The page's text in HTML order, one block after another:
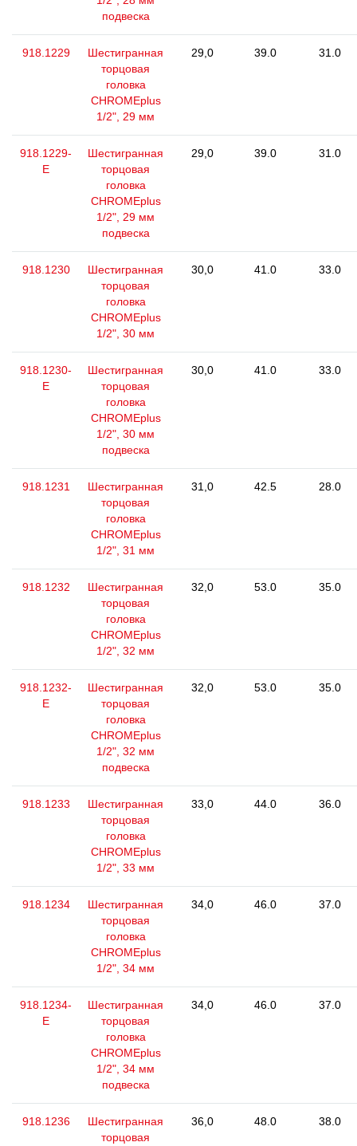
подвеска
918.1229
Шестигранная
торцовая
головка
CHROMEplus
1/2", 29 мм
29,0 39.0 31.0
918.1229-
E
Шестигранная
торцовая
головка
CHROMEplus
1/2", 29 мм
подвеска
29,0 39.0 31.0
918.1230
Шестигранная
торцовая
головка
CHROMEplus
1/2", 30 мм
30,0 41.0 33.0
918.1230-
E
Шестигранная
торцовая
головка
CHROMEplus
1/2", 30 мм
подвеска
30,0 41.0 33.0
918.1231
Шестигранная
торцовая
головка
CHROMEplus
1/2", 31 мм
31,0 42.5 28.0
918.1232
Шестигранная
торцовая
головка
CHROMEplus
1/2", 32 мм
32,0 53.0 35.0
918.1232-
E
Шестигранная
торцовая
головка
CHROMEplus
1/2", 32 мм
подвеска
32,0 53.0 35.0
918.1233
Шестигранная
торцовая
головка
CHROMEplus
1/2", 33 мм
33,0 44.0 36.0
918.1234
Шестигранная
торцовая
головка
CHROMEplus
1/2", 34 мм
34,0 46.0 37.0
918.1234-
E
Шестигранная
торцовая
головка
CHROMEplus
1/2", 34 мм
подвеска
34,0 46.0 37.0
918.1236
Шестигранная
торцовая
36,0 48.0 38.0